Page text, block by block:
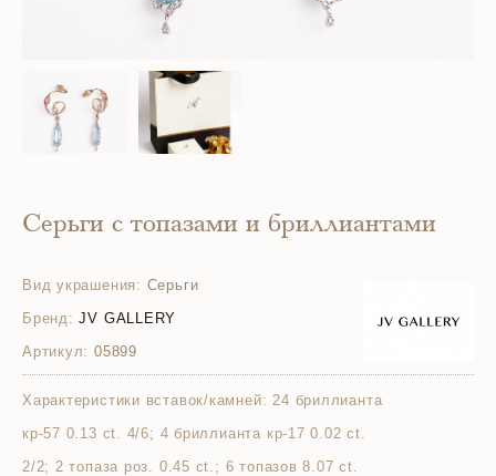
Серьги с топазами и бриллиантами
Вид украшения: Серьги
Бренд: JV GALLERY
Артикул: 05899
Характеристики вставок/камней: 24 бриллианта
кр-57 0.13 ct. 4/6; 4 бриллианта кр-17 0.02 ct.
2/2; 2 топаза роз. 0.45 ct.; 6 топазов 8.07 ct.